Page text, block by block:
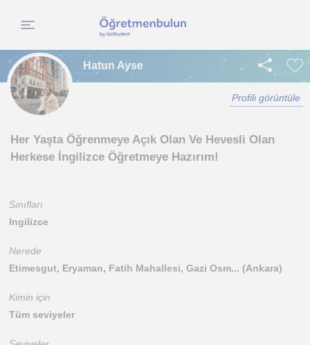
Hatun Ayse
Profili görüntüle
Her Yaşta Öğrenmeye Açık Olan Ve Hevesli Olan
Herkese İngilizce Öğretmeye Hazırım!
Sınıfları
Ingilizce
Nerede
Etimesgut, Eryaman, Fatih Mahallesi, Gazi Osm... (Ankara)
Kimin için
Tüm seviyeler